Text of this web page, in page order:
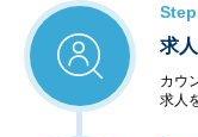
求
カウ
求人